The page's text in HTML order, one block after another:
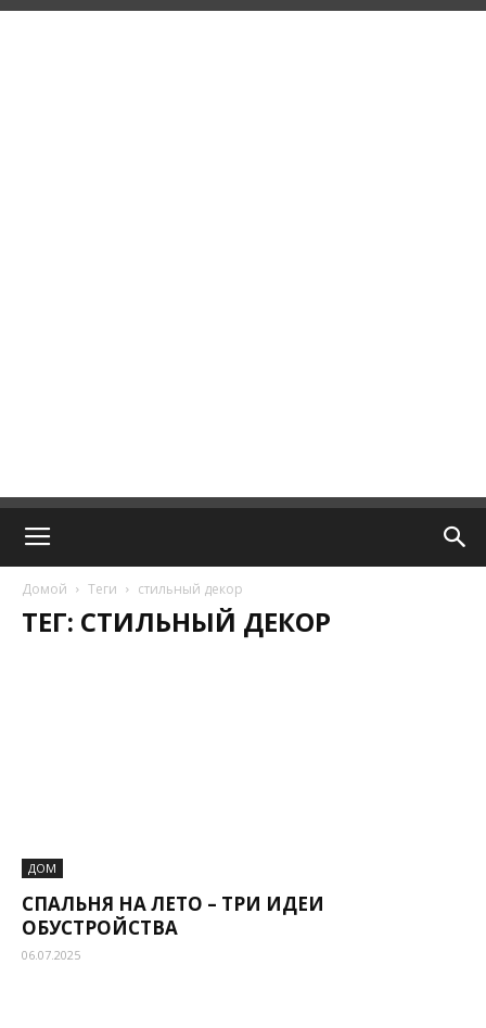
Домой Теги стильный декор
ТЕГ: СТИЛЬНЫЙ ДЕКОР
ДОМ
СПАЛЬНЯ НА ЛЕТО – ТРИ ИДЕИ
ОБУСТРОЙСТВА
06.07.2025